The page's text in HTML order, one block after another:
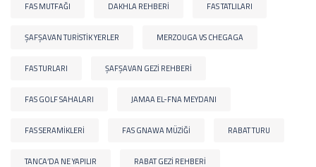
FAS MUTFAĞI DAKHLA REHBERI FAS TATLILARI
ŞAFŞAVAN TURISTIK YERLER MERZOUGA VS CHEGAGA
FAS TURLARI ŞAFŞAVAN GEZI REHBERI
FAS GOLF SAHALARI JAMAA EL-FNA MEYDANI
FAS SERAMIKLERI FAS GNAWA MÜZIĞI RABAT TURU
TANCA’DA NE YAPILIR RABAT GEZI REHBERI